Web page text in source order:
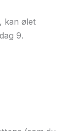
kan ølet
9.